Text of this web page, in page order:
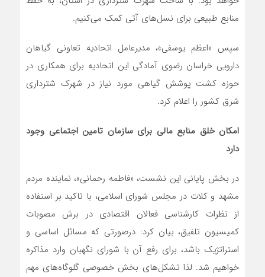
منابع طبیعی برای نسل‌های آتی کمک می‌کنیم.
سپس «اعظم یوسفی»، مدیرعامل اتحادیه تعاونی گیاهان
دارویی خراسان رضوی آمادگی این اتحادیه برای همکاری در
حوزه کشت پوشش گیاهی مورد نیاز در شهرک شترداری
شرق کشور را اعلام کرد.
امکان خلق منابع مالی برای سازمان تامین اجتماعی وجود
دارد
در بخش پایانی این نشست، «فاطمه رحمانی»، نماینده مردم
مشهد و کلات در مجلس شورای اسلامی، با تاکید بر استفاده
از نظرات کارشناسی فعالان اقتصادی در برش مصوبات
کمیسیون تلفیق، بیان کرد: درصورتی که مسائل اساسی و
استراتژیک باشد، برای رفع آن با شورای نگهبان وارد مذاکره
خواهیم شد. لذا تشکل‌های بخش خصوصی گلوگاه‌های مهم